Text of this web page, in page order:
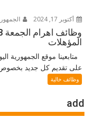
أكتوبر 17, 2024
المؤهلات
متابعينا موقع الجمهورية
على تقديم كل جديد
وظائف خالية
add